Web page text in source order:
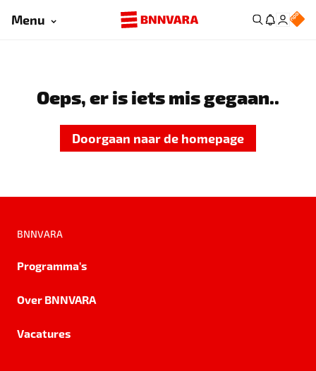
Menu
Oeps, er is iets mis gegaan..
Doorgaan naar de homepage
BNNVARA
Programma's
Over BNNVARA
Vacatures